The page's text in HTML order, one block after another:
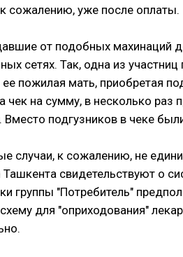
сожалению, уже после оплаты.
от подобных махинаций
сетях. Так, одна из
ее пожилая мать, приобретая
чек на сумму, в несколько
Вместо подгузников в чеке
случаи, к сожалению, не
Ташкента свидетельствуют о
группы "Потребитель"
для "оприходования"